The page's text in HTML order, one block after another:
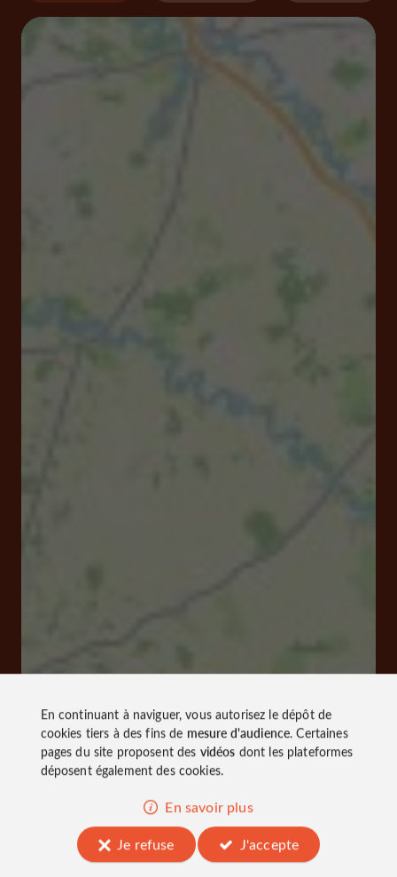
En continuant à naviguer, vous autorisez le dépôt de
cookies tiers à des fins de mesure d'audience. Certaines
pages du site proposent des vidéos dont les plateformes
déposent également des cookies.
En savoir plus
Je refuse
J'accepte